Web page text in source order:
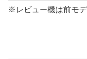
※レビュー機は前モデ